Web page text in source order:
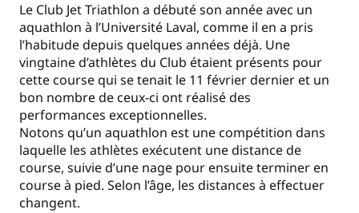
Le Club Jet Triathlon a débuté son année avec un
aquathlon à l’Université Laval, comme il en a pris
l’habitude depuis quelques années déjà. Une
vingtaine d’athlètes du Club étaient présents pour
cette course qui se tenait le 11 février dernier et un
bon nombre de ceux-ci ont réalisé des
performances exceptionnelles.
Notons qu’un aquathlon est une compétition dans
laquelle les athlètes exécutent une distance de
course, suivie d’une nage pour ensuite terminer en
course à pied. Selon l’âge, les distances à effectuer
changent.